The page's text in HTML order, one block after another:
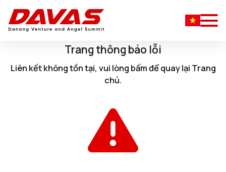
Trang thông báo lỗi
Liên kết không tồn tại, vui lòng bấmđể quay lại Trang
chủ.